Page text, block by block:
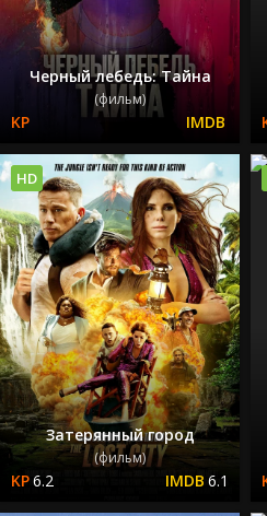
Черный лебедь: Тайна
(фильм)
Затерянный город
(фильм)
6.2 6.1
HD